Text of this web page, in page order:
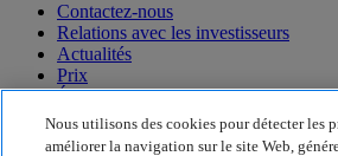
Contactez-nous
Relations avec les investisseurs
Actualités
Prix
Événements
Développement durable
Nous utilisons des cookies pour détecter les
améliorer la navigation sur le site Web,